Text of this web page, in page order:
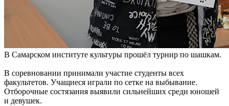
В Самарском институте культуры прошёл турнир по шашкам.
В соревновании принимали участие студенты всех
факультетов. Учащиеся играли по сетке на выбывание.
Отборочные состязания выявили сильнейших среди юношей
и девушек.